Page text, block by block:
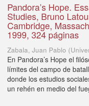
Pandora’s Hope.
Studies, Bruno
Cambridge,
1999, 324 páginas
Zabala, Juan Pablo (
En Pandora’s Hope el
límites del campo de
donde los estudios
un rehén en medio del